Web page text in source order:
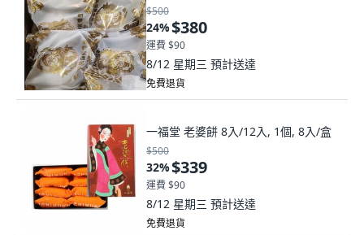
$500
24%$380
運費 $90
8/12 星期三 預計送達
免費退貨
一福堂 老婆餅 8入/12入, 1個, 8入/盒
$500
32%$339
運費 $90
8/12 星期三 預計送達
免費退貨